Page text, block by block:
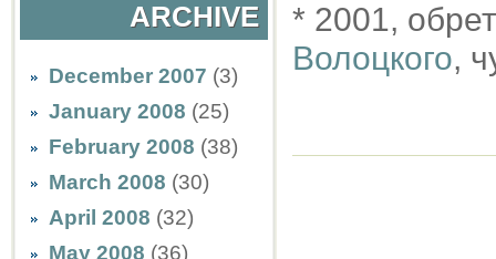
ARCHIVE
December 2007 (3)
January 2008 (25)
February 2008 (38)
March 2008 (30)
April 2008 (32)
May 2008 (36)
* 2001,
Волоцкого,